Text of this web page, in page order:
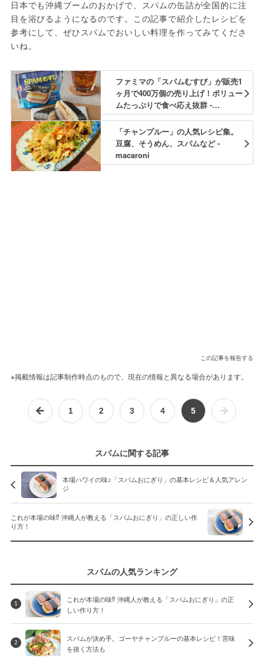
日本でも沖縄ブームのおかげで、スパムの缶詰が全国的に注
目を浴びるようになるのです。この記事で紹介したレシピを
参考にして、ぜひスパムでおいしい料理を作ってみてくださ
いね。
ファミマの「スパムむすび」が販売1
ヶ月で400万個の売り上げ！ボリュー
ムたっぷりで食べ応え抜群 -
macaroni
「チャンプルー」の人気レシピ集。
豆腐、そうめん、スパムなど -
macaroni
この記事を報告する
※掲載情報は記事制作時点のもので、現在の情報と異なる場合があります。
1 2 3 4 5
スパムに関する記事
本場ハワイの味♪「スパムおにぎり」の基本レシピ＆人気アレン
ジ
これが本場の味⁉︎ 沖縄人が教える「スパムおにぎり」の正しい作
り方！
スパムの人気ランキング
1
これが本場の味⁉︎ 沖縄人が教える「スパムおにぎり」の正
しい作り方！
2
スパムが決め手。ゴーヤチャンプルーの基本レシピ！苦味
を抜く方法も